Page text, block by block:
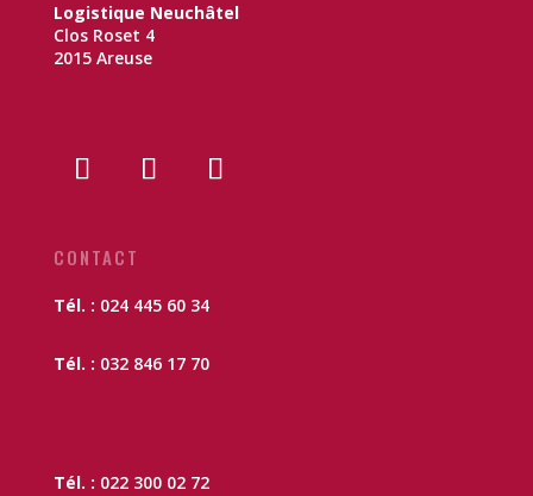
Logistique Neuchâtel
Clos Roset 4
2015 Areuse
CONTACT
Tél. : 024 445 60 34
Tél. : 032 846 17 70
Tél. : 022 300 02 72